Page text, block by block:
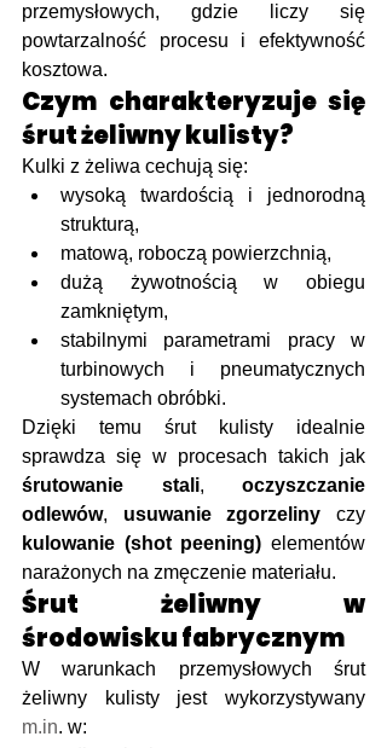
przemysłowych, gdzie liczy się
powtarzalność procesu i efektywność
kosztowa.
Czym charakteryzuje się
śrut żeliwny kulisty?
Kulki z żeliwa cechują się:
wysoką twardością i jednorodną
strukturą,
matową, roboczą powierzchnią,
dużą żywotnością w obiegu
zamkniętym,
stabilnymi parametrami pracy w
turbinowych i pneumatycznych
systemach obróbki.
Dzięki temu śrut kulisty idealnie
śrutowanie stali, oczyszczanie
odlewów, usuwanie zgorzeliny
kulowanie (shot peening) elementów
narażonych na zmęczenie materiału.
Śrut żeliwny w
środowisku fabrycznym
W warunkach przemysłowych śrut
m.in. w: